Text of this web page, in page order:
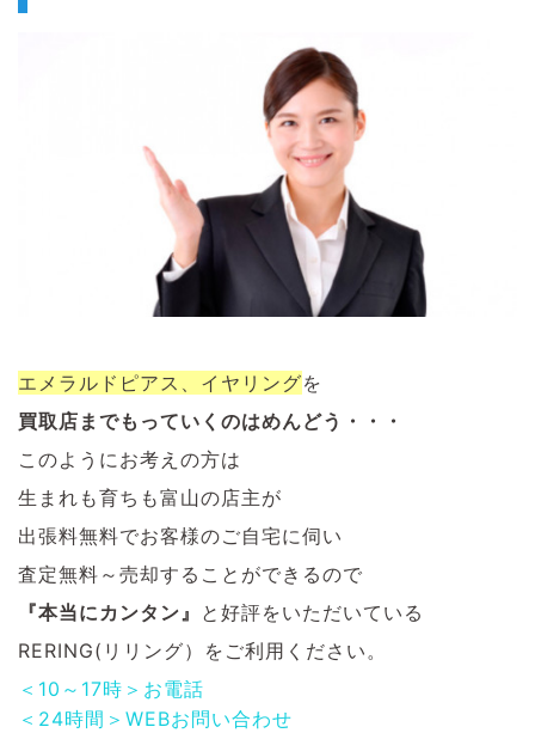
エメラルドピアス、イヤリングを
買取店までもっていくのはめんどう・・・
このようにお考えの方は
生まれも育ちも富山の店主が
出張料無料でお客様のご自宅に伺い
査定無料～売却することができるので
『本当にカンタン』 と好評をいただいている
RERING(リリング）をご利用ください。
＜10～17時＞お電話
＜24時間＞WEBお問い合わせ